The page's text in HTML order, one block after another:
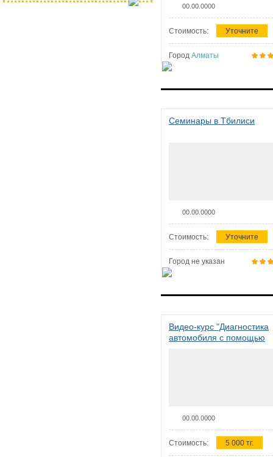
00.00.0000
Стоимость: Уточните
Город Алматы
Семинары в Тбилиси
00.00.0000
Стоимость: Уточните
Город не указан
Видео-курс "Диагностика
автомобиля с помощью
00.00.0000
Стоимость: 5 000 тг.